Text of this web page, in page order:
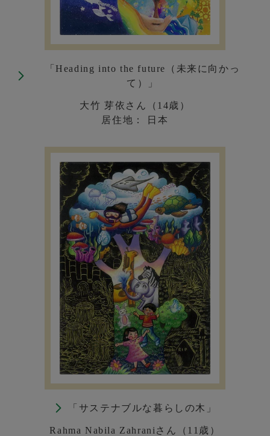
「Heading into the future（未来に向かっ
て）」
大竹 芽依さん（14歳）
居住地： 日本
「サステナブルな暮らしの木」
Rahma Nabila Zahraniさん（11歳）